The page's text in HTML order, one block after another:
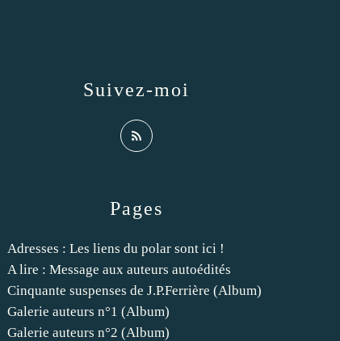
Pages
Adresses : Les liens du polar sont ici !
A lire : Message aux auteurs autoédités
Cinquante suspenses de J.P.Ferrière (Album)
Galerie auteurs n°1 (Album)
Galerie auteurs n°2 (Album)
Suivez-moi